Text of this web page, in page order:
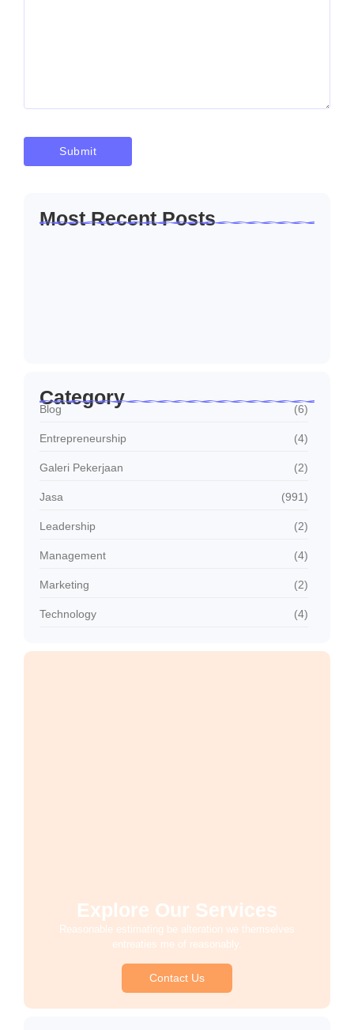
Most Recent Posts
Category
Blog (6)
Entrepreneurship (4)
Galeri Pekerjaan (2)
Jasa (991)
Leadership (2)
Management (4)
Marketing (2)
Technology (4)
Explore Our Services
Reasonable estimating be alteration we themselves
entreaties me of reasonably.
Contact Us